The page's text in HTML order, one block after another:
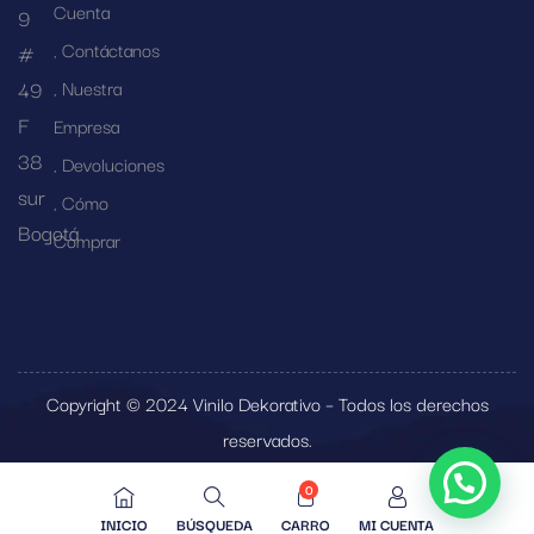
9
#
49
F
38
sur
Bogotá
Cuenta
Contáctanos
Nuestra
Empresa
Devoluciones
Cómo
Comprar
Copyright © 2024 Vinilo Dekorativo – Todos los derechos
reservados.
INICIO BÚSQUEDA
0
CARRO MI CUENTA